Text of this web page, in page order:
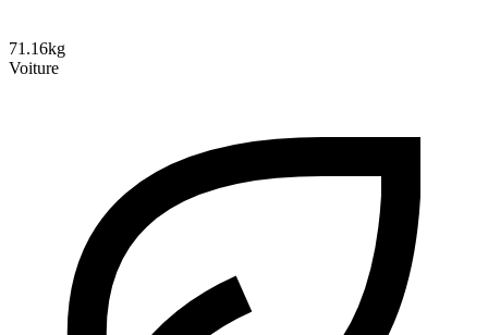
71.16kg
Voiture